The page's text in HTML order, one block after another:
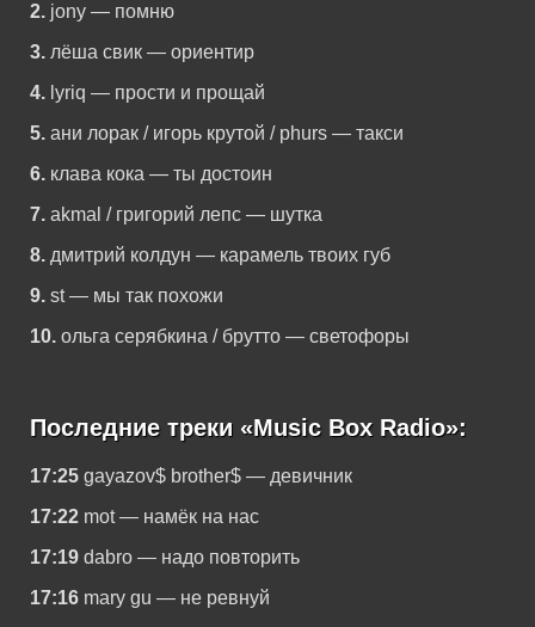
2. jony — помню
3. лёша свик — ориентир
4. lyriq — прости и прощай
5. ани лорак / игорь крутой / phurs — такси
6. клава кока — ты достоин
7. akmal / григорий лепс — шутка
8. дмитрий колдун — карамель твоих губ
9. st — мы так похожи
10. ольга серябкина / брутто — светофоры
Последние треки «Music Box Radio»:
17:25 gayazov$ brother$ — девичник
17:22 mot — намёк на нас
17:19 dabro — надо повторить
17:16 mary gu — не ревнуй